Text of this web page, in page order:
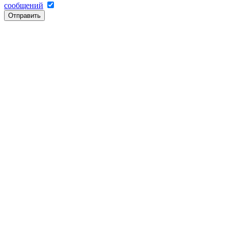
сообщений
Отправить